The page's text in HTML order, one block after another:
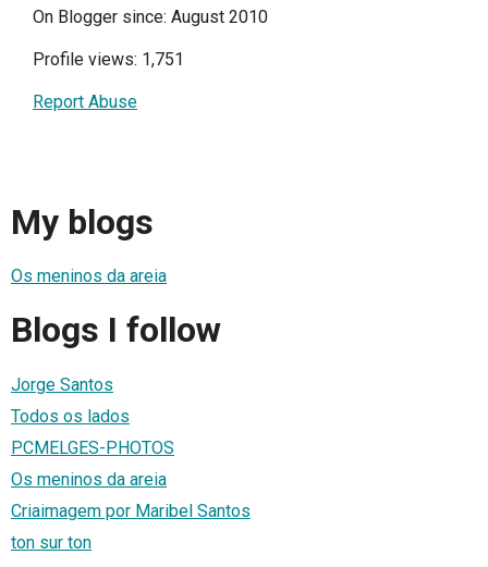
On Blogger since: August 2010
Profile views: 1,751
Report Abuse
My blogs
Os meninos da areia
Blogs I follow
Jorge Santos
Todos os lados
PCMELGES-PHOTOS
Os meninos da areia
Criaimagem por Maribel Santos
ton sur ton